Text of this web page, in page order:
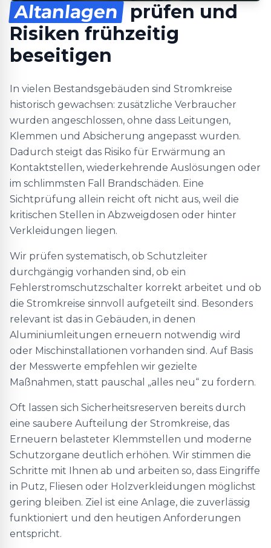
Altanlagen
prüfen und
Risiken frühzeitig
beseitigen
In vielen Bestandsgebäuden sind Stromkreise
historisch gewachsen: zusätzliche Verbraucher
wurden angeschlossen, ohne dass Leitungen,
Klemmen und Absicherung angepasst wurden.
Dadurch steigt das Risiko für Erwärmung an
Kontaktstellen, wiederkehrende Auslösungen oder
im schlimmsten Fall Brandschäden. Eine
Sichtprüfung allein reicht oft nicht aus, weil die
kritischen Stellen in Abzweigdosen oder hinter
Verkleidungen liegen.
Wir prüfen systematisch, ob Schutzleiter
durchgängig vorhanden sind, ob ein
Fehlerstromschutzschalter korrekt arbeitet und ob
die Stromkreise sinnvoll aufgeteilt sind. Besonders
relevant ist das in Gebäuden, in denen
Aluminiumleitungen erneuern notwendig wird
oder Mischinstallationen vorhanden sind. Auf Basis
der Messwerte empfehlen wir gezielte
Maßnahmen, statt pauschal „alles neu“ zu fordern.
Oft lassen sich Sicherheitsreserven bereits durch
eine saubere Aufteilung der Stromkreise, das
Erneuern belasteter Klemmstellen und moderne
Schutzorgane deutlich erhöhen. Wir stimmen die
Schritte mit Ihnen ab und arbeiten so, dass Eingriffe
in Putz, Fliesen oder Holzverkleidungen möglichst
gering bleiben. Ziel ist eine Anlage, die zuverlässig
funktioniert und den heutigen Anforderungen
entspricht.